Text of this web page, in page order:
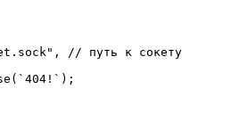
, // путь к сокету
( `404!` );